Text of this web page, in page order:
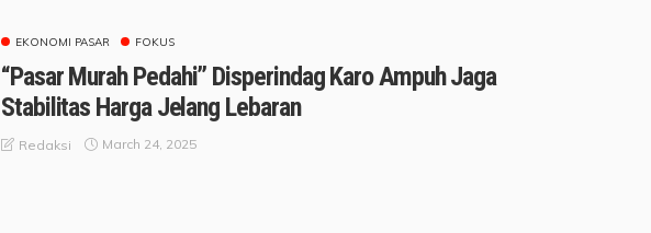
EKONOMI PASAR FOKUS
“Pasar Murah Pedahi” Disperindag Karo Ampuh Jaga
Stabilitas Harga Jelang Lebaran
Redaksi March 24, 2025